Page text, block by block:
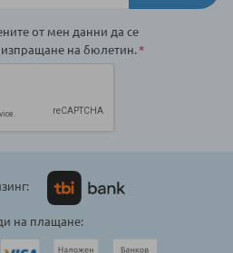
от мен данни да се
изпращане на бюлетин.
на плащане: